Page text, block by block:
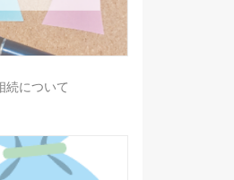
続について